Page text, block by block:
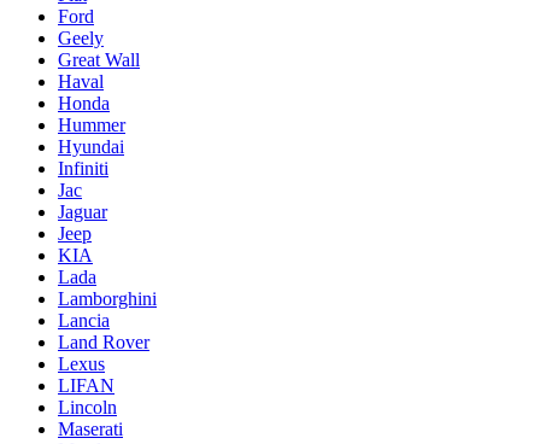
Ford
Geely
Great Wall
Haval
Honda
Hummer
Hyundai
Infiniti
Jac
Jaguar
Jeep
KIA
Lada
Lamborghini
Lancia
Land Rover
Lexus
LIFAN
Lincoln
Maserati